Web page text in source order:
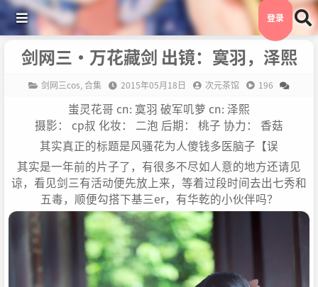
登录
剑网三·万花藏剑 出镜：寞羽，泽熙
剑网三cos,合集 2015年05月18日 次元茶馆 196
蚩灵花哥 cn: 寞羽 破军叽萝 cn: 泽熙
摄影： cp叔 化妆： 二泡 后期： 桃子 协力： 香菇
其实真正的标题是风骚花为人傻钱多医脑子【误
其实是一年前的片子了，有很多不尽如人意的地方还请见
谅，看见剑三有活动便先放上来，等着过段时间去出七秀和
五毒，顺便勾搭下基三er，有华乾的小伙伴吗？